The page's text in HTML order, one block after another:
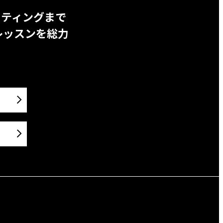
ィングまで
スンを総力